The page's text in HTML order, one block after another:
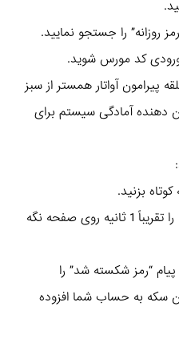
پیرامون آواتار همستر از سبز
دهنده آمادگی سیستم برای
بزنید.
– برای خط تیره (-): انگشت خود را تقریباً 1 ثانیه روی صفحه نگه
“رمز شکسته شد” را
سکه به حساب شما افزوده